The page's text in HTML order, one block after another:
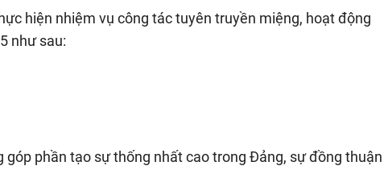
hiện nhiệm vụ công tác tuyên truyền miệng, hoạt động
như sau:
phần tạo sự thống nhất cao trong Đảng, sự đồng thuận